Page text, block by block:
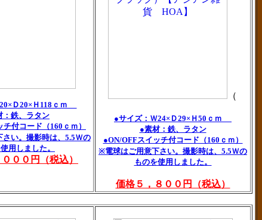
Ｄ20×Ｈ118ｃｍ
：鉄、ラタン
付コード（160ｃｍ）
い。撮影時は、5.5Ｗの
用しました。
００円（税込）
（
●サイズ：Ｗ24×Ｄ29×Ｈ50ｃｍ
●素材：鉄、ラタン
●ON/OFFスイッチ付コード（160ｃｍ）
※電球はご用意下さい。撮影時は、5.5Ｗの
ものを使用しました。
価格５，８００円（税込）